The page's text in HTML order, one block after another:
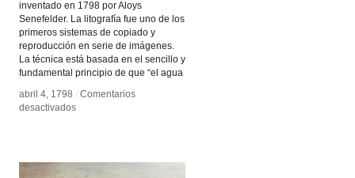
inventado en 1798 por Aloys
Senefelder. La litografía fue uno de los
primeros sistemas de copiado y
reproducción en serie de imágenes.
La técnica está basada en el sencillo y
fundamental principio de que “el agua
abril 4, 1798 / Comentarios
desactivadosen
abril 4, 1798 / Comentarios
desactivadosen